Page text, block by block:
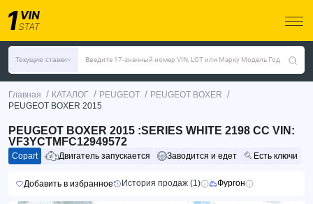
Текущие ставки Введите 17-значный номер VIN, LOT или Марку Модель Год
Главная / КАТАЛОГ / PEUGEOT / PEUGEOT BOXER /
PEUGEOT BOXER 2015
PEUGEOT BOXER 2015 :SERIES WHITE 2198 CC VIN:
VF3YCTMFC12949572
Copart Двигатель запускается Заводится и едет Есть ключи
Добавить в избранное История продаж (1) Фургон